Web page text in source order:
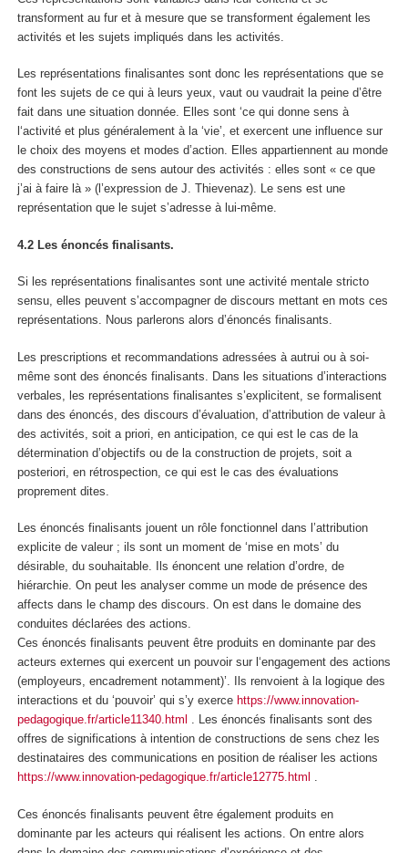
transforment au fur et à mesure que se transforment également les
activités et les sujets impliqués dans les activités.
Les représentations finalisantes sont donc les représentations que se
font les sujets de ce qui à leurs yeux, vaut ou vaudrait la peine d’être
fait dans une situation donnée. Elles sont ‘ce qui donne sens à
l‘activité et plus généralement à la ‘vie’, et exercent une influence sur
le choix des moyens et modes d’action. Elles appartiennent au monde
des constructions de sens autour des activités : elles sont « ce que
j’ai à faire là » (l’expression de J. Thievenaz). Le sens est une
représentation que le sujet s’adresse à lui-même.
4.2 Les énoncés finalisants.
Si les représentations finalisantes sont une activité mentale stricto
sensu, elles peuvent s’accompagner de discours mettant en mots ces
représentations. Nous parlerons alors d’énoncés finalisants.
Les prescriptions et recommandations adressées à autrui ou à soi-
même sont des énoncés finalisants. Dans les situations d’interactions
verbales, les représentations finalisantes s’explicitent, se formalisent
dans des énoncés, des discours d’évaluation, d’attribution de valeur à
des activités, soit a priori, en anticipation , ce qui est le cas de la
détermination d’objectifs ou de la construction de projets, soit a
posteriori, en rétrospection , ce qui est le cas des évaluations
proprement dites.
Les énoncés finalisants jouent un rôle fonctionnel dans l’attribution
explicite de valeur ; ils sont un moment de ‘mise en mots’ du
désirable, du souhaitable.
Ils énoncent une relation d’ordre, de
hiérarchie. On peut les analyser comme un mode de présence des
affects dans le champ des discours. On est dans le domaine des
conduites déclarées des actions.
Ces énoncés finalisants peuvent être produits en dominante par des
acteurs externes qui exercent un pouvoir sur l‘engagement des actions
(employeurs, encadrement notamment)’. Ils renvoient à la logique des
interactions et du ‘pouvoir’ qui s’y exerce https://www.innovation-
pedagogique.fr/article11340.html . Les énoncés finalisants sont des
offres de significations à intention de constructions de sens chez les
destinataires des communications en position de réaliser les actions
https://www.innovation-pedagogique.fr/article12775.html .
Ces énoncés finalisants peuvent être également produits en
dominante par les acteurs qui réalisent les actions. On entre alors